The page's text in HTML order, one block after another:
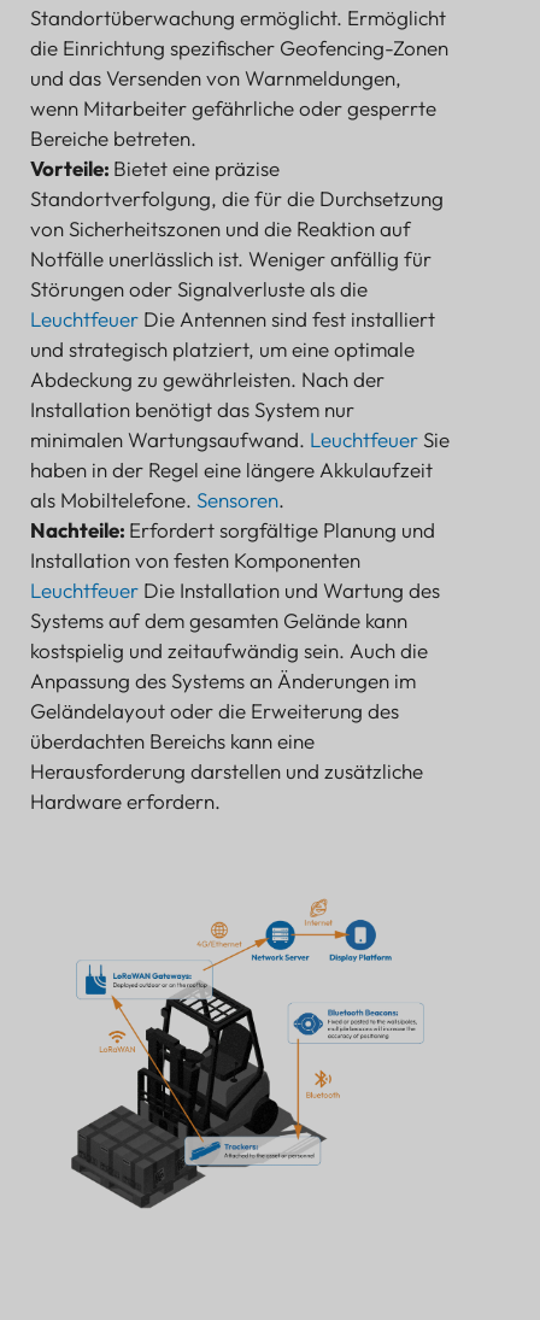
Standortüberwachung ermöglicht. Ermöglicht
die Einrichtung spezifischer Geofencing-Zonen
und das Versenden von Warnmeldungen,
wenn Mitarbeiter gefährliche oder gesperrte
Bereiche betreten.
Vorteile: Bietet eine präzise
Standortverfolgung, die für die Durchsetzung
von Sicherheitszonen und die Reaktion auf
Notfälle unerlässlich ist. Weniger anfällig für
Störungen oder Signalverluste als die
Leuchtfeuer Die Antennen sind fest installiert
und strategisch platziert, um eine optimale
Abdeckung zu gewährleisten. Nach der
Installation benötigt das System nur
minimalen Wartungsaufwand. Leuchtfeuer Sie
haben in der Regel eine längere Akkulaufzeit
als Mobiltelefone. Sensoren.
Nachteile: Erfordert sorgfältige Planung und
Installation von festen Komponenten
Leuchtfeuer Die Installation und Wartung des
Systems auf dem gesamten Gelände kann
kostspielig und zeitaufwändig sein. Auch die
Anpassung des Systems an Änderungen im
Geländelayout oder die Erweiterung des
überdachten Bereichs kann eine
Herausforderung darstellen und zusätzliche
Hardware erfordern.